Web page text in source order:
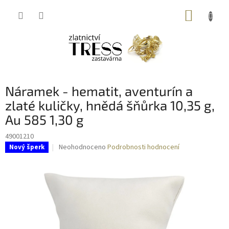
Náramek - hematit, aventurín a
zlaté kuličky, hnědá šňůrka 10,35 g,
Au 585 1,30 g
49001210
Nový šperk
Průměrné
je
hvězdiček.
Neohodnoceno Podrobnosti hodnocení